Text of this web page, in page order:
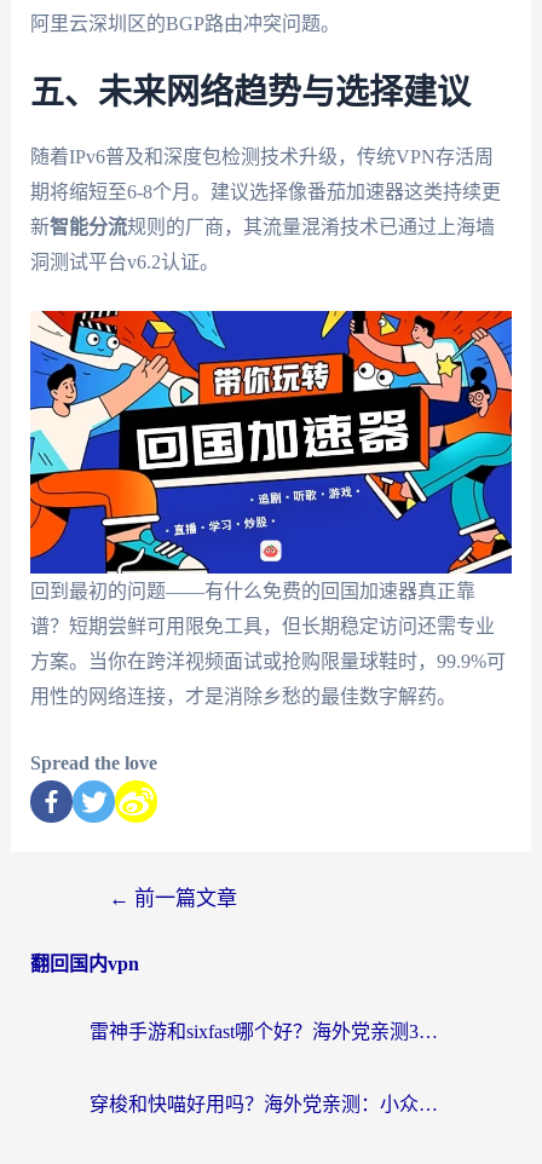
阿里云深圳区的BGP路由冲突问题。
五、未来网络趋势与选择建议
随着IPv6普及和深度包检测技术升级，传统VPN存活周
期将缩短至6-8个月。建议选择像番茄加速器这类持续更
新智能分流规则的厂商，其流量混淆技术已通过上海墙
洞测试平台v6.2认证。
回到最初的问题——有什么免费的回国加速器真正靠
谱？短期尝鲜可用限免工具，但长期稳定访问还需专业
方案。当你在跨洋视频面试或抢购限量球鞋时，99.9%可
用性的网络连接，才是消除乡愁的最佳数字解药。
Spread the love
← 前一篇文章
翻回国内vpn
雷神手游和sixfast哪个好？海外党亲测3款回国加速器，教你选对不踩坑
穿梭和快喵好用吗？海外党亲测：小众加速器对比+番茄加速器深度体验